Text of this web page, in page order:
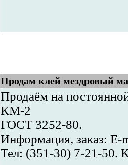
Продам клей мездровый
Продаём на
КМ-2
ГОСТ 3252-80.
Информация, заказ:
Тел: (351-30) 7-21-50.